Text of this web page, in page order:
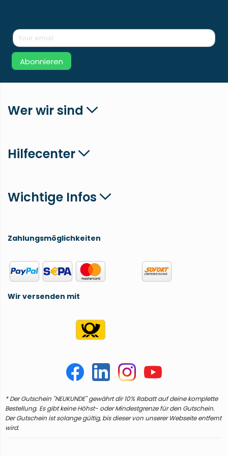
Abonnieren
Wer wir sind
Hilfecenter
Wichtige Infos
Zahlungsmöglichkeiten
Bestellung. Es gibt keine Höhst- oder Mindestgrenze für den Gutschein.
Der Gutschein ist solange gültig, bis dieser von unserer Webseite entfernt
wird.